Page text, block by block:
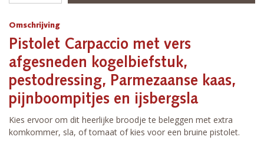
Omschrijving
Pistolet Carpaccio met vers
afgesneden kogelbiefstuk,
pestodressing, Parmezaanse kaas,
pijnboompitjes en ijsbergsla
Kies ervoor om dit heerlijke broodje te beleggen met extra
komkommer, sla, of tomaat of kies voor een bruine pistolet.